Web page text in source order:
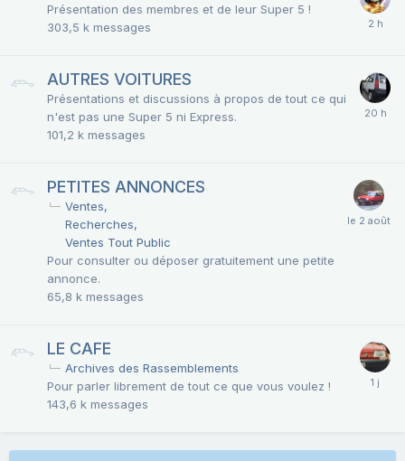
Présentation des membres et de leur Super 5 !
303,5 k messages
AUTRES VOITURES
Présentations et discussions à propos de tout ce qui
n'est pas une Super 5 ni Express.
101,2 k messages
PETITES ANNONCES
Ventes
Recherches
Ventes Tout Public
Pour consulter ou déposer gratuitement une petite
annonce.
65,8 k messages
LE CAFE
Archives des Rassemblements
Pour parler librement de tout ce que vous voulez !
143,6 k messages